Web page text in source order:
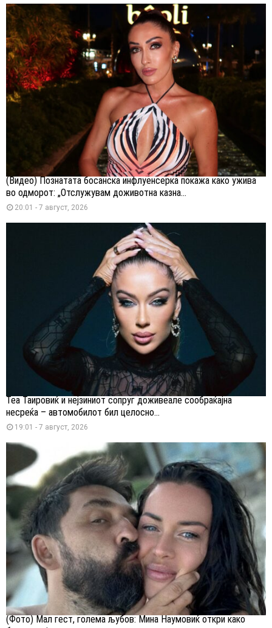
(Видео) Познатата босанска инфлуенсерка покажа како ужива
во одморот: „Отслужувам доживотна казна...
20:01 - 7 август, 2026
Теа Таировиќ и нејзиниот сопруг доживеале сообраќајна
несреќа – автомобилот бил целосно...
19:01 - 7 август, 2026
(Фото) Мал гест, голема љубов: Мина Наумовиќ откри како